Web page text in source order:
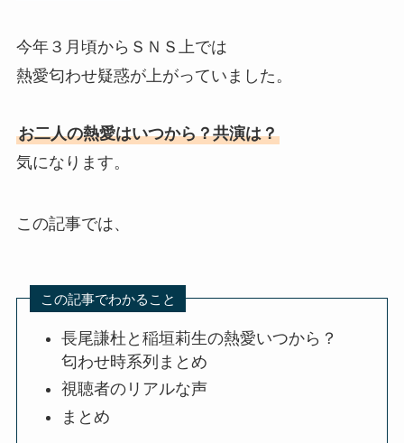
今年３月頃からＳＮＳ上では
熱愛匂わせ疑惑が上がっていました。
お二人の熱愛はいつから？共演は？
気になります。
この記事では、
この記事でわかること
長尾謙杜と稲垣莉生の熱愛いつから？
匂わせ時系列まとめ
視聴者のリアルな声
まとめ